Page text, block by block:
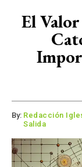
El
By: Redacción
Salida